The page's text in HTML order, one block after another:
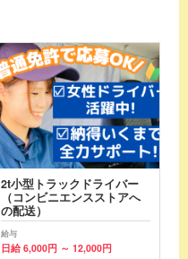
2t小型トラックドライバー
（コンビニエンスストアへ
の配送）
給与
日給 6,000円 ～ 12,000円